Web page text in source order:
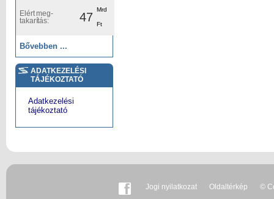
Elért meg-
takarítás:
47
Mrd
Ft
Bővebben ...
ADATKEZELÉSI
TÁJÉKOZTATÓ
Adatkezelési
tájékoztató
Jogi nyilatkozat Oldaltérkép ©